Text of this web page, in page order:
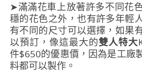
➤滿滿花車上放著許多不同花
穩的花色之外，也有許多年輕
有不同的尺寸可以選擇，如果
以預訂，像這最大的雙人特大
件$650的優惠價，因為是工廠
料都可以製作。